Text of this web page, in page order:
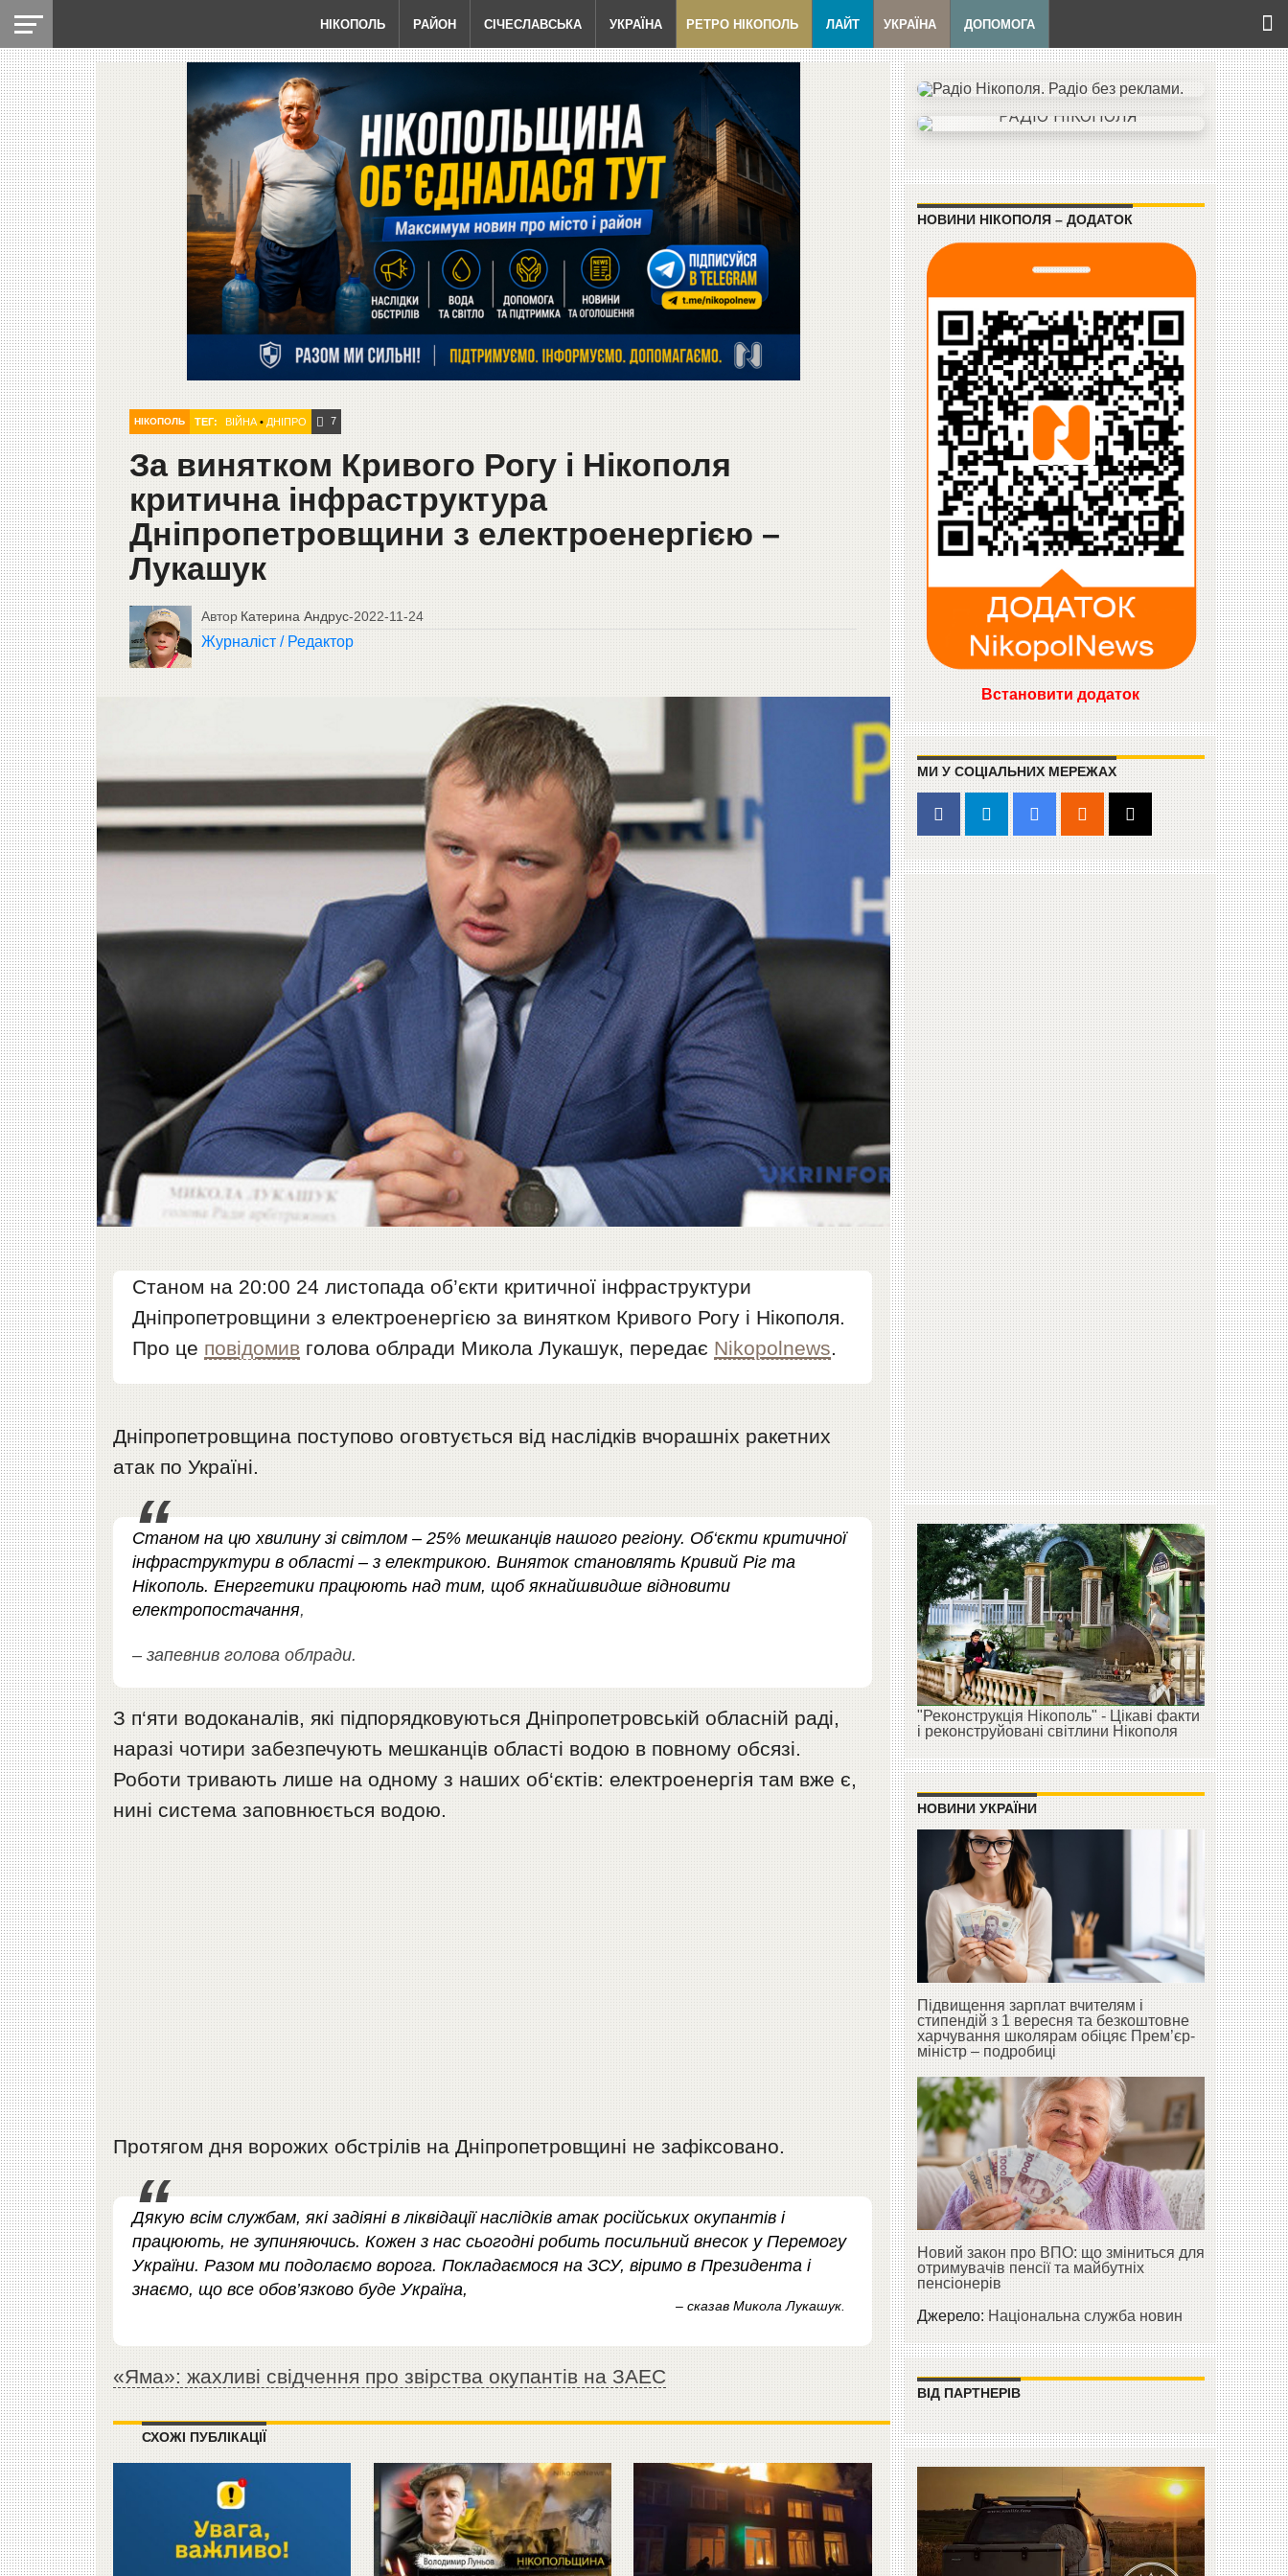
НІКОПОЛЬ РАЙОН СІЧЕСЛАВСЬКА УКРАЇНА РЕТРО НІКОПОЛЬ ЛАЙТ УКРАЇНА ДОПОМОГА
НІКОПОЛЬ ТЕГ: ВІЙНА• ДНІПРО 7
За винятком Кривого Рогу і Нікополя
критична інфраструктура
Дніпропетровщини з електроенергією –
Лукашук
Автор Катерина Андрус-2022-11-24
Журналіст / Редактор
Станом на 20:00 24 листопада об’єкти критичної інфраструктури
Дніпропетровщини з електроенергією за винятком Кривого Рогу і Нікополя.
Про це повідомив голова облради Микола Лукашук, передає Nikopolnews.
Дніпропетровщина поступово оговтується від наслідків вчорашніх ракетних
атак по Україні.
Станом на цю хвилину зі світлом – 25% мешканців нашого регіону. Об‘єкти критичної
інфраструктури в області – з електрикою. Виняток становлять Кривий Ріг та
Нікополь. Енергетики працюють над тим, щоб якнайшвидше відновити
електропостачання,
– запевнив голова облради.
З п‘яти водоканалів, які підпорядковуються Дніпропетровській обласній раді,
наразі чотири забезпечують мешканців області водою в повному обсязі.
Роботи тривають лише на одному з наших об‘єктів: електроенергія там вже є,
нині система заповнюється водою.
Протягом дня ворожих обстрілів на Дніпропетровщині не зафіксовано.
Дякую всім службам, які задіяні в ліквідації наслідків атак російських окупантів і
працюють, не зупиняючись. Кожен з нас сьогодні робить посильний внесок у Перемогу
України. Разом ми подолаємо ворога. Покладаємося на ЗСУ, віримо в Президента і
знаємо, що все обов’язково буде Україна,
– сказав Микола Лукашук.
«Яма»: жахливі свідчення про звірства окупантів на ЗАЕС
СХОЖІ ПУБЛІКАЦІЇ
НОВИНИ НІКОПОЛЯ – ДОДАТОК
Встановити додаток
МИ У СОЦІАЛЬНИХ МЕРЕЖАХ
"Реконструкція Нікополь" - Цікаві факти
і реконструйовані світлини Нікополя
НОВИНИ УКРАЇНИ
Підвищення зарплат вчителям і
стипендій з 1 вересня та безкоштовне
харчування школярам обіцяє Прем’єр-
міністр – подробиці
Новий закон про ВПО: що зміниться для
отримувачів пенсії та майбутніх
пенсіонерів
Джерело:Національна служба новин
ВІД ПАРТНЕРІВ